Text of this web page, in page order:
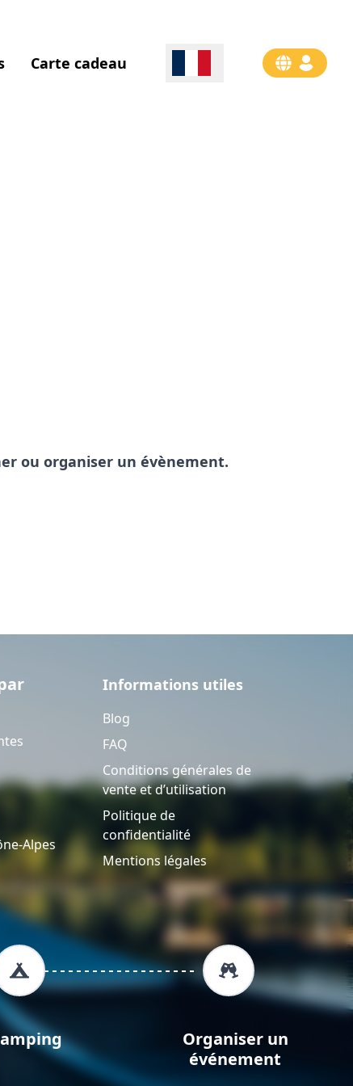
Carte cadeau
ou organiser un évènement.
Alpes
Informations utiles
Blog
FAQ
Conditions générales de
vente et d’utilisation
Politique de
confidentialité
Mentions légales
Organiser un
événement